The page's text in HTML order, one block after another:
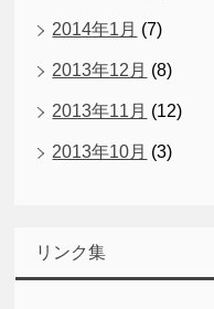
2014年1月 (7)
2013年12月 (8)
2013年11月 (12)
2013年10月 (3)
リンク集